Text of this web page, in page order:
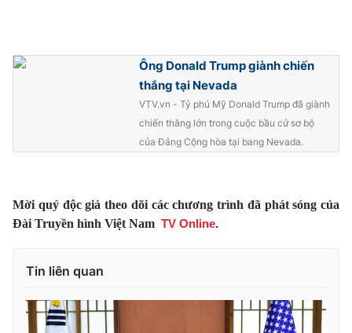
Ông Donald Trump giành chiến
thắng tại Nevada
VTV.vn - Tỷ phú Mỹ Donald Trump đã giành
chiến thắng lớn trong cuộc bầu cử sơ bộ
của Đảng Cộng hòa tại bang Nevada.
Mời quý độc giả theo dõi các chương trình đã phát sóng của
Đài Truyền hình Việt Nam TV Online.
Tin liên quan